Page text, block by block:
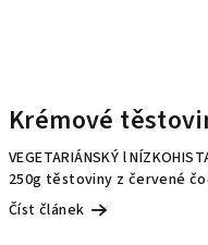
Krémové
VEGETARIÁNSKÝ l
250g těstoviny z červené
Číst článek